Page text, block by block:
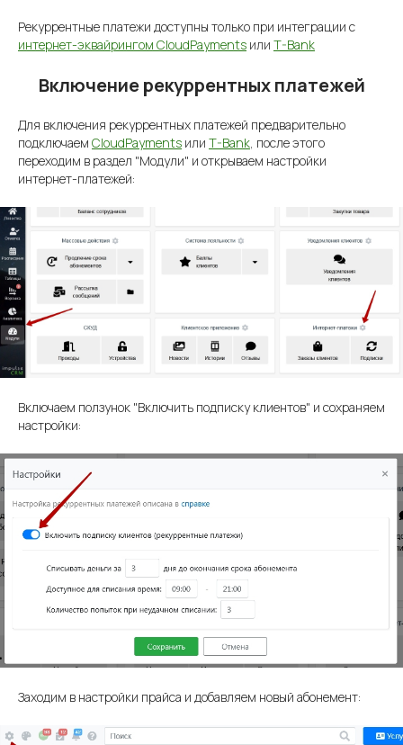
Рекуррентные платежи доступны только при интеграции с
интернет-эквайрингом CloudPayments или T-Bank
Включение рекуррентных платежей
Для включения рекуррентных платежей предварительно
подключаем CloudPayments или T-Bank, после этого
переходим в раздел "Модули" и открываем настройки
интернет-платежей:
Включаем ползунок "Включить подписку клиентов" и сохраняем
настройки:
Заходим в настройки прайса и добавляем новый абонемент: